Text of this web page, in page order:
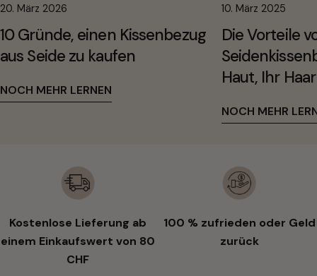
20. März 2026
10 Gründe, einen Kissenbezug
aus Seide zu kaufen
NOCH MEHR LERNEN
10. März 2025
Die Vorteile
Haut, Ihr
NOCH MEHR
Kostenlose Lieferung ab
einem Einkaufswert von 80
CHF
100 % zufrieden oder Geld
zurück